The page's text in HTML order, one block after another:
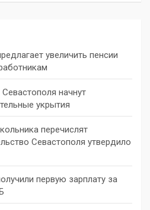
увеличить пенсии
начнут
укрытия
перечислят
Севастополя утвердило
первую зарплату за